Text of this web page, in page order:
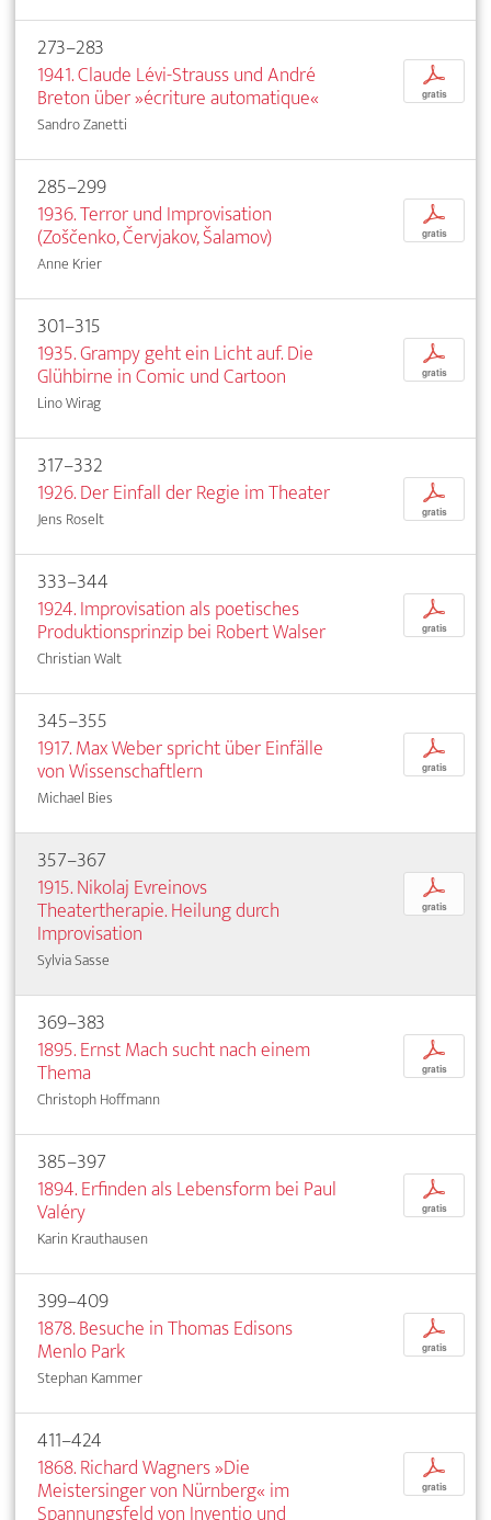
273–283
1941. Claude Lévi-Strauss und André
Breton über »écriture automatique«
Sandro Zanetti
p
gratis
285–299
1936. Terror und Improvisation
(Zoščenko, Červjakov, Šalamov)
Anne Krier
p
gratis
301–315
1935. Grampy geht ein Licht auf. Die
Glühbirne in Comic und Cartoon
Lino Wirag
p
gratis
317–332
1926. Der Einfall der Regie im Theater
Jens Roselt
p
gratis
333–344
1924. Improvisation als poetisches
Produktionsprinzip bei Robert Walser
Christian Walt
p
gratis
345–355
1917. Max Weber spricht über Einfälle
von Wissenschaftlern
Michael Bies
p
gratis
357–367
1915. Nikolaj Evreinovs
Theatertherapie. Heilung durch
Improvisation
Sylvia Sasse
p
gratis
369–383
1895. Ernst Mach sucht nach einem
Thema
Christoph Hoffmann
p
gratis
385–397
1894. Erfinden als Lebensform bei Paul
Valéry
Karin Krauthausen
p
gratis
399–409
1878. Besuche in Thomas Edisons
Menlo Park
Stephan Kammer
p
gratis
411–424
1868. Richard Wagners »Die
Meistersinger von Nürnberg« im
p
gratis